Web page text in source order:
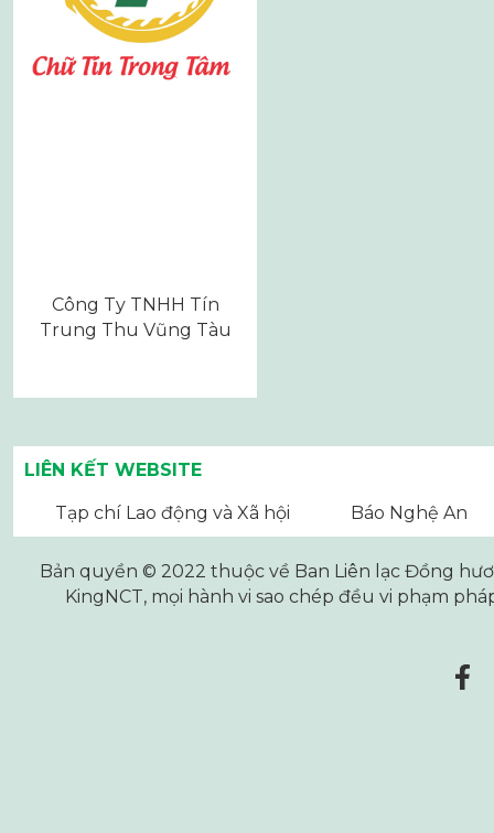
Công Ty TNHH Tín
Trung Thu Vũng Tàu
LIÊN KẾT WEBSITE
Tạp chí Lao động và Xã hội Báo Nghệ An
Bản quyền © 2022 thuộc về Ban Liên lạc Đồng
KingNCT, mọi hành vi sao chép đều vi phạm